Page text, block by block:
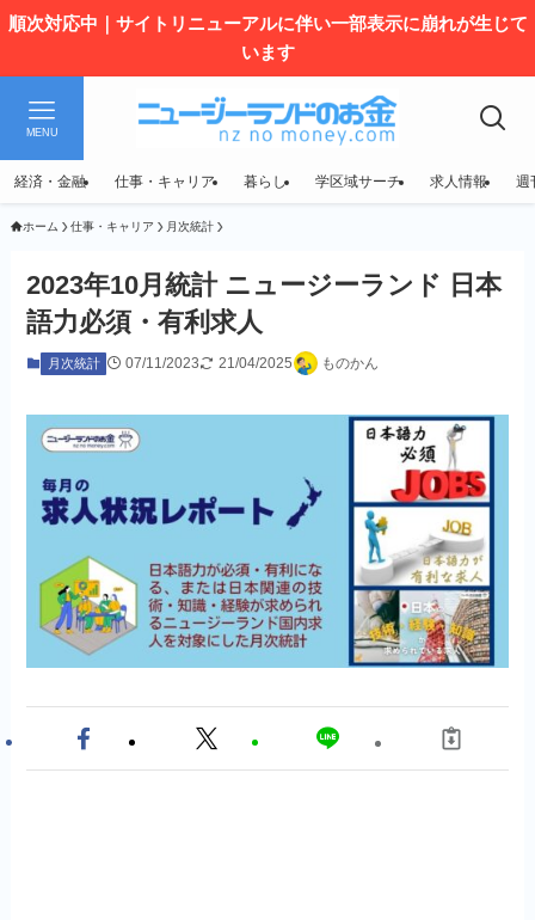
順次対応中｜サイトリニューアルに伴い一部表示に崩れが生じて
います
MENU
経済・金融 仕事・キャリア 暮らし 学区域サーチ 求人情報 週
ホーム 仕事・キャリア 月次統計
2023年10月統計 ニュージーランド 日本
語力必須・有利求人
月次統計 07/11/2023 21/04/2025 ものかん